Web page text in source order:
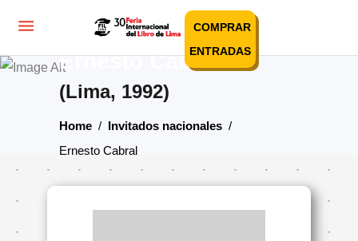
COMPRAR
ENTRADAS
Ernesto Cabral
(Lima, 1992)
Home / Invitados nacionales /
Ernesto Cabral